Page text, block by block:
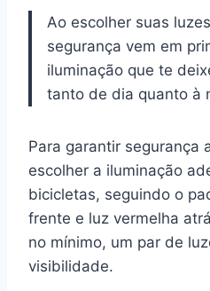
Ao escolher suas
segurança vem em
iluminação que te
tanto de dia quanto à
Para garantir segurança
escolher a iluminação
bicicletas, seguindo o
frente e luz vermelha
no mínimo, um par de
visibilidade.